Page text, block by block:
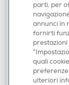
CASSE
PHILIPS -
parti, per
annunci in
fornirti
quali
ulteriori